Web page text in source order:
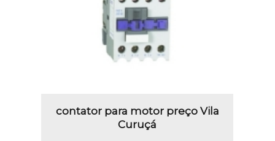
contator para motor preço Vila
Curuçá